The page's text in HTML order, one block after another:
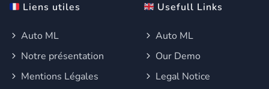
Liens utiles
Auto ML
Notre présentation
Mentions Légales
Usefull Links
Auto ML
Our Demo
Legal Notice